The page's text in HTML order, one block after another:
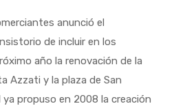
anunció el
de incluir en los
año la renovación de la
Azzati y la plaza de San
propuso en 2008 la creación